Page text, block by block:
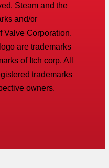
Steam and the
and/or
Valve Corporation.
are trademarks
of Itch corp. All
trademarks
owners.